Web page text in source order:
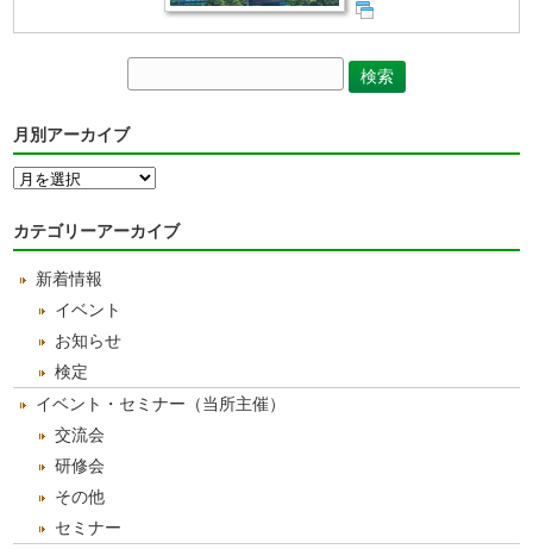
月別アーカイブ
月
ー
イ
カテゴリーアーカイブ
新着情報
イベント
お知らせ
検定
イベント・セミナー（当所主催）
交流会
研修会
その他
セミナー